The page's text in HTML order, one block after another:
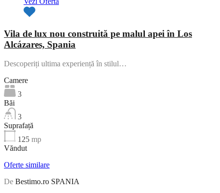
Vila de lux nou construită pe malul apei în Los
Alcázares, Spania
Descoperiți ultima experiență în stilul…
Camere
3
Băi
3
Suprafață
125 mp
Văndut
Oferte similare
De Bestimo.ro SPANIA